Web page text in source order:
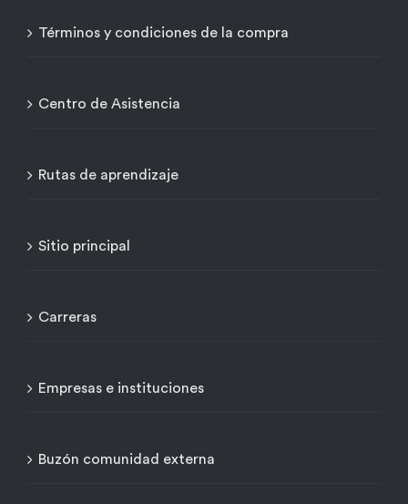
Términos y condiciones de la compra
Centro de Asistencia
Rutas de aprendizaje
Sitio principal
Carreras
Empresas e instituciones
Buzón comunidad externa